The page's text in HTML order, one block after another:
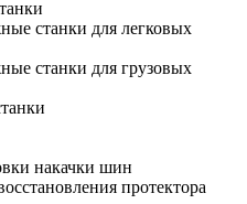
станки для легковых
станки для грузовых
накачки шин
протектора